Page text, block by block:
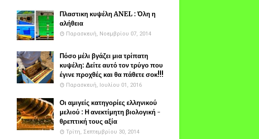
Πλαστικη κυψέλη ANEL : Όλη η
αλήθεια
Παρασκευή, Νοεμβρίου 07, 2014
Πόσο μέλι βγάζει μια τρίπατη
κυψέλη: Δείτε αυτό τον τρύγο που
έγινε προχθές και θα πάθετε σοκ!!!
Παρασκευή, Ιουλίου 01, 2016
Οι αμιγείς κατηγορίες ελληνικού
μελιού : Η ανεκτίμητη βιολογική -
θρεπτική τους αξία
Τρίτη, Σεπτεμβρίου 30, 2014